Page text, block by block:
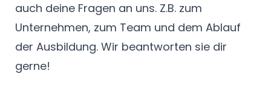
auch deine Fragen an uns. Z.B. zum
Unternehmen, zum Team und dem Ablauf
der Ausbildung. Wir beantworten sie dir
gerne!